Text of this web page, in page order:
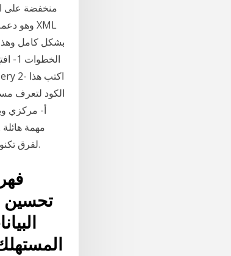
منخفضة على
الكود لتعرف
لفرق تكنولوجيا المعلومات ، خاصة عند التعامل مع حجم البيانات الكبير. إليك كيفية تبسيط هذه المهمة.
تحسين